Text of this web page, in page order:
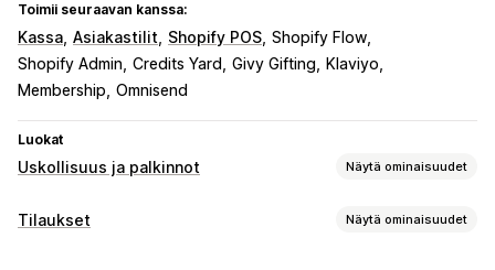
Toimii seuraavan kanssa:
Kassa Asiakastilit Shopify POS Shopify Flow
Shopify Admin Credits Yard Givy Gifting
Klaviyo
Membership Omnisend
Luokat
Uskollisuus ja palkinnot Näytä ominaisuudet
Ohjelmatyypit
Tilaukset Näytä ominaisuudet